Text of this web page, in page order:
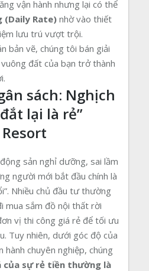
vận hành nhưng lại có thể
(Daily Rate) nhờ vào thiết
lưu trú vượt trội.
bản vẽ, chúng tôi bán giải
đất của bạn trở thành
sách: Nghịch
lại là rẻ”
sản nghỉ dưỡng, sai lầm
người mới bắt đầu chính là
Nhiều chủ đầu tư thường
mua sắm đồ nội thất rời
vị thi công giá rẻ để tối ưu
Tuy nhiên, dưới góc độ của
chuyên nghiệp, chúng
của sự rẻ tiền thường là